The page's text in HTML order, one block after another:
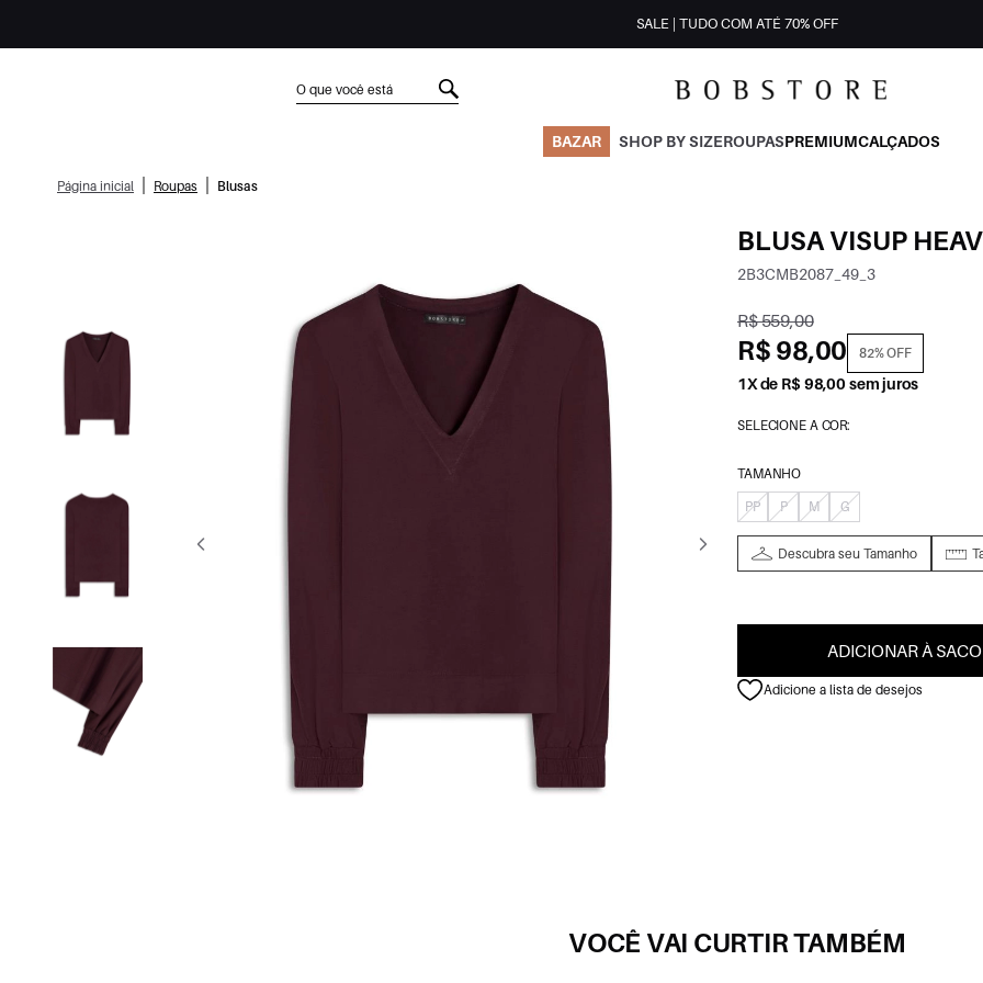
SALE | TUDO COM ATÉ 70% OFF
BAZAR SHOP BY SIZEROUPASPREMIUMCALÇADOS
Página inicial Roupas Blusas
BLUSA VISUP
2B3CMB2087_49_3
R$ 559,00
R$ 98,00 82% OFF
1X de R$ 98,00 sem juros
SELECIONE A COR:
TAMANHO
PP
P M G
Descubra seu Tamanho
ADICIONAR À
Adicione a lista de desejos
VOCÊ VAI CURTIR TAMBÉM